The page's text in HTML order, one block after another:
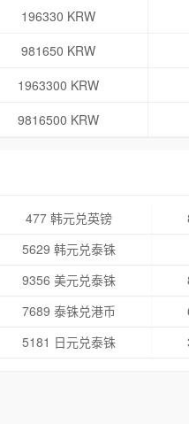
196330 KRW
981650 KRW
1963300 KRW
9816500 KRW
477 韩元兑英镑
5629 韩元兑泰铢
9356 美元兑泰铢
7689 泰铢兑港币
5181 日元兑泰铢